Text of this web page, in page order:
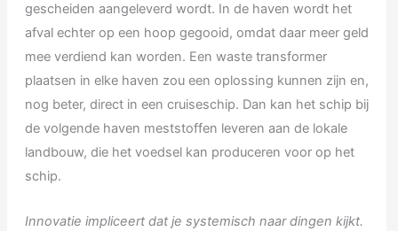
gescheiden aangeleverd wordt. In de haven wordt het
afval echter op een hoop gegooid, omdat daar meer geld
mee verdiend kan worden. Een waste transformer
plaatsen in elke haven zou een oplossing kunnen zijn en,
nog beter, direct in een cruiseschip. Dan kan het schip bij
de volgende haven meststoffen leveren aan de lokale
landbouw, die het voedsel kan produceren voor op het
schip.
Innovatie impliceert dat je systemisch naar dingen kijkt.